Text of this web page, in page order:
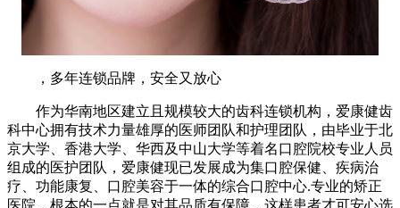
，多年连锁品牌，安全又放心
作为华南地区建立且规模较大的齿科连锁机构，爱康健齿
科中心拥有技术力量雄厚的医师团队和护理团队，由毕业于北
京大学、香港大学、华西及中山大学等着名口腔院校专业人员
组成的医护团队，爱康健现已发展成为集口腔保健、疾病治
疗、功能康复、口腔美容于一体的综合口腔中心.专业的矫正